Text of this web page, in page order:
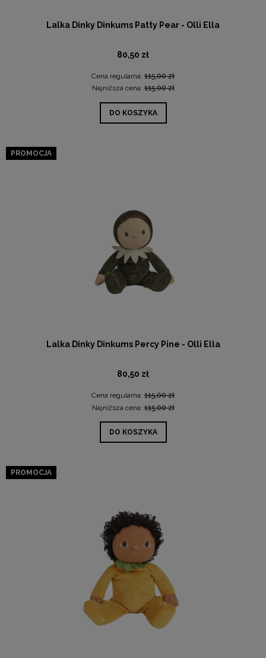
Lalka Dinky Dinkums Patty Pear - Olli Ella
80,50 zł
Cena regularna: 115,00 zł
Najniższa cena:115,00 zł
DO KOSZYKA
Lalka Dinky Dinkums Percy Pine - Olli Ella
80,50 zł
Cena regularna: 115,00 zł
Najniższa cena:115,00 zł
DO KOSZYKA
PROMOCJA
PROMOCJA